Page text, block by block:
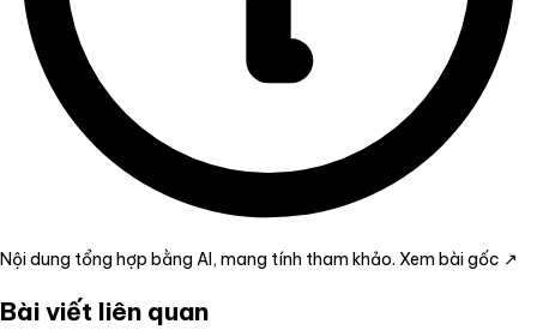
Nội dung tổng hợp bằng AI, mang tính tham khảo. Xem bài gốc ↗
Bài viết liên quan